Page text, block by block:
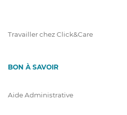
Travailler chez Click&Care
BON À SAVOIR
Aide Administrative